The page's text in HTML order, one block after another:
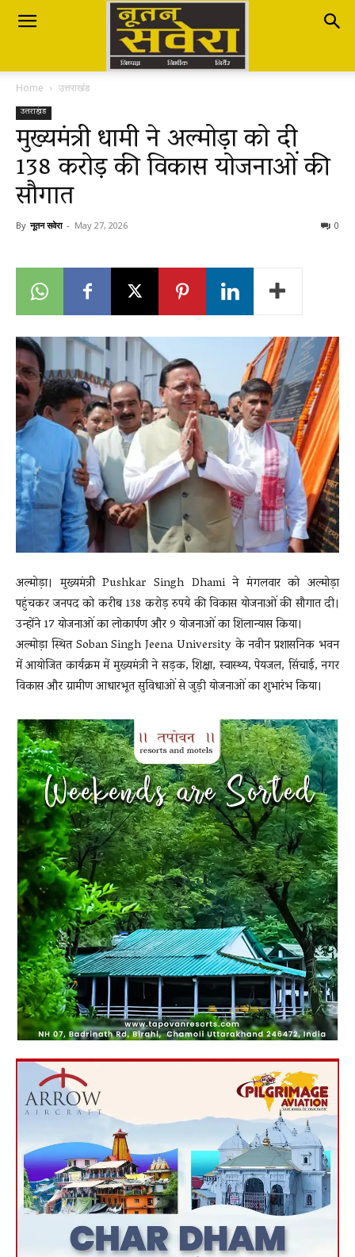
Nutan
Savera
नूतन
सवेरा
Breaking
News
LIVE
Home उत्तराखंड
उत्तराखंड
मुख्यमंत्री धामी ने अल्मोड़ा को दी
138 करोड़ की विकास योजनाओं की
सौगात
By नूतन सवेरा - May 27, 2026 0
अल्मोड़ा। मुख्यमंत्रीPushkar Singh Dhamiने मंगलवार को अल्मोड़ा
पहुंचकर जनपद को करीब 138 करोड़ रुपये की विकास योजनाओं की सौगात दी।
उन्होंने 17 योजनाओं का लोकार्पण और 9 योजनाओं का शिलान्यास किया।
अल्मोड़ा स्थितSoban Singh Jeena Universityके नवीन प्रशासनिक भवन
में आयोजित कार्यक्रम में मुख्यमंत्री ने सड़क, शिक्षा, स्वास्थ्य, पेयजल, सिंचाई, नगर
विकास और ग्रामीण आधारभूत सुविधाओं से जुड़ी योजनाओं का शुभारंभ किया।